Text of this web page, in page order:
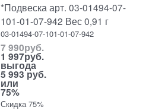
*Подвеска арт. 03-01494-07-
101-01-07-942 Вес 0,91 г
03-01494-07-101-01-07-942
7 990руб.
1 997руб.
выгода
5 993 руб.
или
75%
Скидка 75%